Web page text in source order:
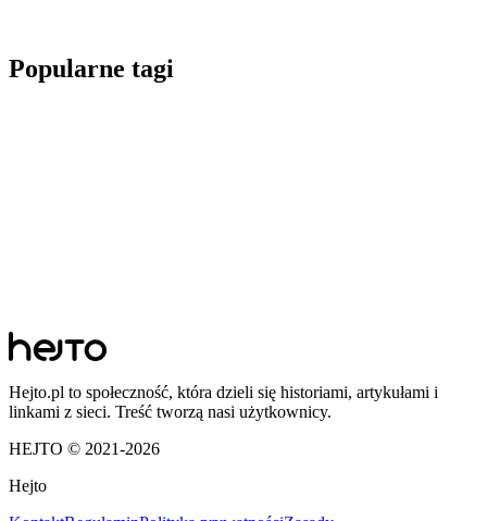
Popularne tagi
Hejto.pl to społeczność, która dzieli się historiami, artykułami i
linkami z sieci. Treść tworzą nasi użytkownicy.
HEJTO © 2021-2026
Hejto